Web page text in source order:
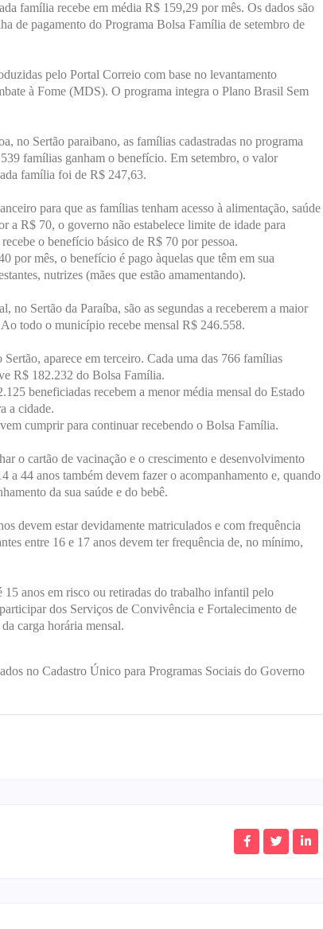
família recebe em média R$ 159,29 por mês. Os dados são
de pagamento do Programa Bolsa Família de setembro de
pelo Portal Correio com base no levantamento
à Fome (MDS). O programa integra o Plano Brasil Sem
no Sertão paraibano, as famílias cadastradas no programa
famílias ganham o benefício. Em setembro, o valor
família foi de R$ 247,63.
para que as famílias tenham acesso à alimentação, saúde
a R$ 70, o governo não estabelece limite de idade para
o benefício básico de R$ 70 por pessoa.
por mês, o benefício é pago àquelas que têm em sua
nutrizes (mães que estão amamentando).
Sertão da Paraíba, são as segundas a receberem a maior
todo o município recebe mensal R$ 246.558.
aparece em terceiro. Cada uma das 766 famílias
R$ 182.232 do Bolsa Família.
beneficiadas recebem a menor média mensal do Estado
a cidade.
cumprir para continuar recebendo o Bolsa Família.
o cartão de vacinação e o crescimento e desenvolvimento
a 44 anos também devem fazer o acompanhamento e, quando
da sua saúde e do bebê.
devem estar devidamente matriculados e com frequência
entre 16 e 17 anos devem ter frequência de, no mínimo,
15 anos em risco ou retiradas do trabalho infantil pelo
dos Serviços de Convivência e Fortalecimento de
carga horária mensal.
no Cadastro Único para Programas Sociais do Governo